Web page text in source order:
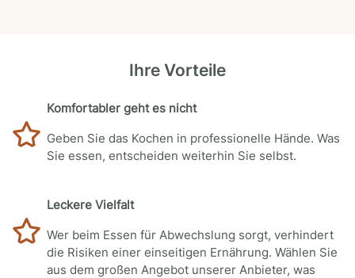
Ihre Vorteile
Komfortabler geht es nicht
Geben Sie das Kochen in professionelle Hände. Was
Sie essen, entscheiden weiterhin Sie selbst.
Leckere Vielfalt
Wer beim Essen für Abwechslung sorgt, verhindert
die Risiken einer einseitigen Ernährung. Wählen Sie
aus dem großen Angebot unserer Anbieter, was